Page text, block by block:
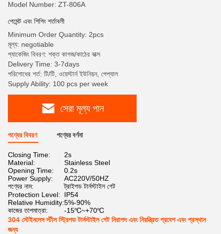
Model Number: ZT-806A
পেমেন্ট এবং শিপিং শর্তাবলী
Minimum Order Quantity: 2pcs
মূল্য: negotiable
প্যাকেজিং বিবরণ: শক্ত কাগজ/কাঠের বাক্স
Delivery Time: 3-7days
পরিশোধের শর্ত: টি/টি, ওয়েস্টার্ন ইউনিয়ন, পেপ্যাল
Supply Ability: 100 pcs per week
সেরা মূল্য পান
পণ্যের বিবরণ পণ্যের বর্ণনা
Closing Time:
2s
Material:
Stainless Steel
Opening Time:
0.2s
Power Supply:
AC220V/50HZ
পণ্যের নাম:
ট্রাইপড টার্নস্টাইল গেট
Protection Level:
IP54
Relative Humidity:5%-90%
কাজের তাপমাত্রা:
-15℃~+70℃
304 স্টেইনলেস স্টীল স্ট্রিপড টার্নস্টাইল গেট নিরাপদ এবং নিয়ন্ত্রিত প্রবেশ এবং প্রস্থান
জন্য